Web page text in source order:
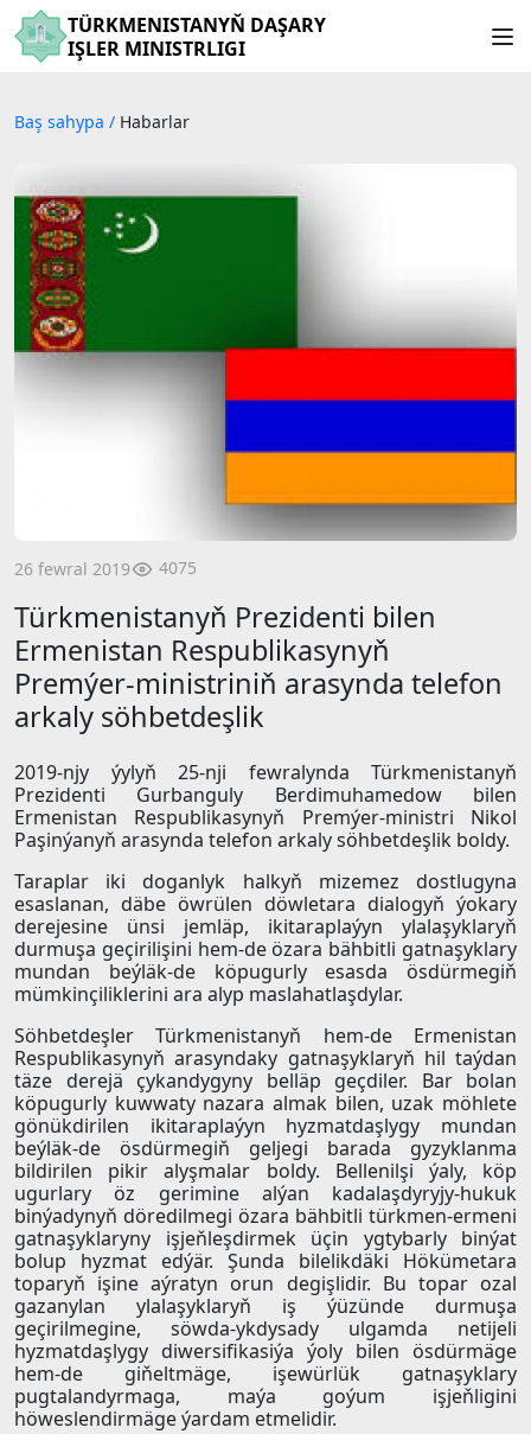
TÜRKMENISTANYŇ DAŞARY
IŞLER MINISTRLIGI
Baş sahypa / Habarlar
26 fewral 2019 4075
Türkmenistanyň Prezidenti bilen
Ermenistan Respublikasynyň
Premýer-ministriniň arasynda telefon
arkaly söhbetdeşlik
2019-njy ýylyň 25-nji fewralynda Türkmenistanyň
Prezidenti Gurbanguly Berdimuhamedow bilen
Ermenistan Respublikasynyň Premýer-ministri Nikol
Paşinýanyň arasynda telefon arkaly söhbetdeşlik boldy.
Taraplar iki doganlyk halkyň mizemez dostlugyna
esaslanan, däbe öwrülen döwletara dialogyň ýokary
derejesine ünsi jemläp, ikitaraplaýyn ylalaşyklaryň
durmuşa geçirilişini hem-de özara bähbitli gatnaşyklary
mundan beýläk-de köpugurly esasda ösdürmegiň
mümkinçiliklerini ara alyp maslahatlaşdylar.
Söhbetdeşler Türkmenistanyň hem-de Ermenistan
Respublikasynyň arasyndaky gatnaşyklaryň hil taýdan
täze derejä çykandygyny belläp geçdiler. Bar bolan
köpugurly kuwwaty nazara almak bilen, uzak möhlete
gönükdirilen ikitaraplaýyn hyzmatdaşlygy mundan
beýläk-de ösdürmegiň geljegi barada gyzyklanma
bildirilen pikir alyşmalar boldy. Bellenilşi ýaly, köp
ugurlary öz gerimine alýan kadalaşdyryjy-hukuk
binýadynyň döredilmegi özara bähbitli türkmen-ermeni
gatnaşyklaryny işjeňleşdirmek üçin ygtybarly binýat
bolup hyzmat edýär. Şunda bilelikdäki Hökümetara
toparyň işine aýratyn orun degişlidir. Bu topar ozal
gazanylan ylalaşyklaryň iş ýüzünde durmuşa
geçirilmegine, söwda-ykdysady ulgamda netijeli
hyzmatdaşlygy diwersifikasiýa ýoly bilen ösdürmäge
hem-de giňeltmäge, işewürlük gatnaşyklary
pugtalandyrmaga, maýa goýum işjeňligini
höweslendirmäge ýardam etmelidir.